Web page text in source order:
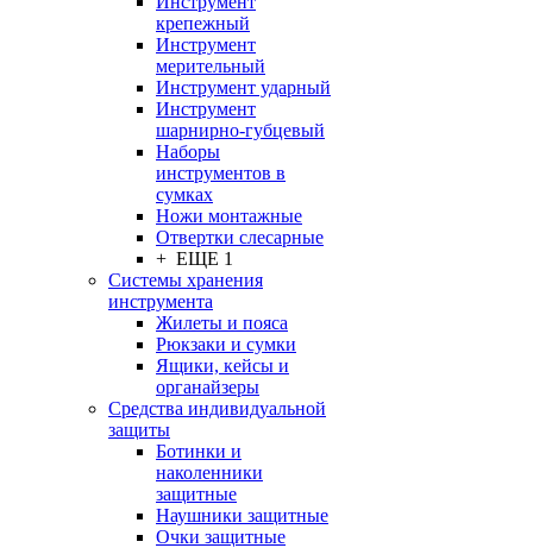
крепежный
Инструмент
мерительный
Инструмент ударный
Инструмент
шарнирно-губцевый
Наборы
инструментов в
сумках
Ножи монтажные
Отвертки слесарные
+ ЕЩЕ 1
Системы хранения
инструмента
Жилеты и пояса
Рюкзаки и сумки
Ящики, кейсы и
органайзеры
Средства индивидуальной
защиты
Ботинки и
наколенники
защитные
Наушники защитные
Очки защитные